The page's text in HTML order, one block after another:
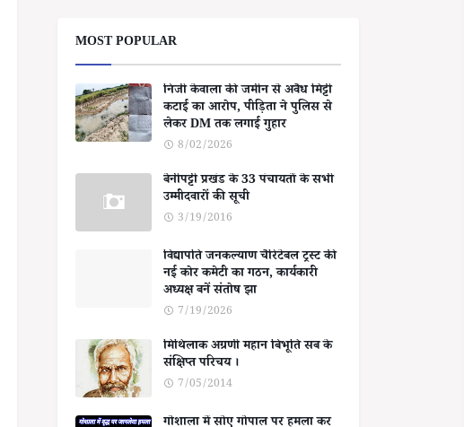
MOST POPULAR
निजी केवाला की जमीन से अवैध मिट्टी
कटाई का आरोप, पीड़िता ने पुलिस से
लेकर DM तक लगाई गुहार
8/02/2026
बेनीपट्टी प्रखंड के 33 पंचायतों के सभी
उम्मीदवारों की सूची
3/19/2016
विद्यापति जनकल्याण चैरिटेबल ट्रस्ट की
नई कोर कमेटी का गठन, कार्यकारी
अध्यक्ष बनें संतोष झा
7/19/2026
मिथिलाक अग्रणी महान बिभूति सब के
संक्षिप्त परिचय ।
7/05/2014